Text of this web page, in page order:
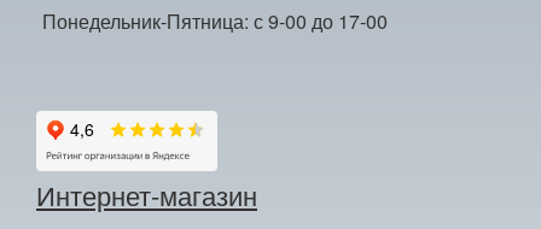
Понедельник-Пятница: с 9-00 до 17-00
Интернет-магазин